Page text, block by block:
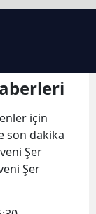
için
son dakika
Şer
Şer